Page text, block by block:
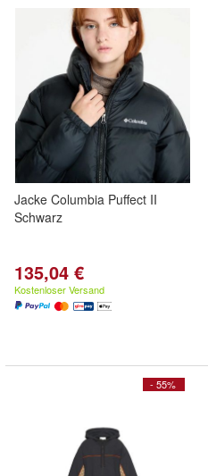
Jacke Columbia Puffect II
Schwarz
135,04 €
Kostenloser Versand
- 55%